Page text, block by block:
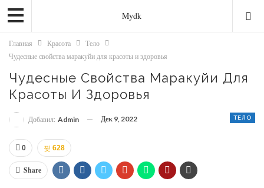
Mydk
Главная Красота
Тело
Чудесные свойства маракуйи для красоты и здоровья
Чудесные Свойства Маракуйи Для
Красоты И Здоровья
ТЕЛО
Добавил: Admin Дек 9, 2022
0 628
Share